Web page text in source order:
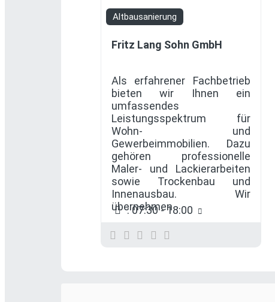
Altbausanierung
Fritz Lang Sohn GmbH
Als erfahrener Fachbetrieb
bieten wir Ihnen ein
umfassendes
Leistungsspektrum für
Wohn- und
Gewerbeimmobilien. Dazu
gehören professionelle
Maler- und Lackierarbeiten
sowie Trockenbau und
Innenausbau. Wir
übernehmen
:07:30 - 18:00